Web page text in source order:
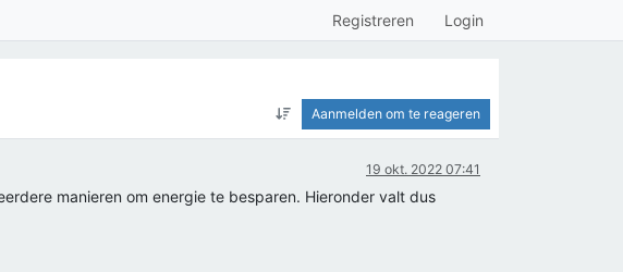
Registreren Login
Aanmelden om te reageren
19 okt. 2022 07:41
manieren om energie te besparen. Hieronder valt dus